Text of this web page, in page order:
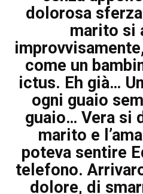
dolorosa
marito si
come un
ictus. Eh già…
ogni guaio
guaio… Vera si
marito e
poteva sentire
telefono.
dolore, di